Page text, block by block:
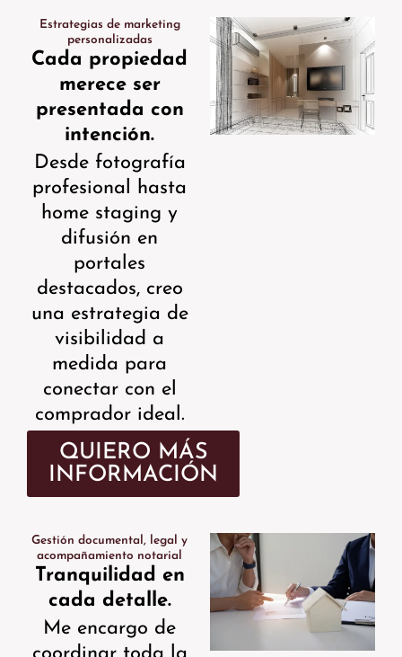
Estrategias de marketing
personalizadas
Cada propiedad
merece ser
presentada con
intención.
Desde fotografía
profesional hasta
home staging y
difusión en
portales
destacados, creo
una estrategia de
visibilidad a
medida para
conectar con el
comprador ideal.
QUIERO MÁS
INFORMACIÓN
Gestión documental, legal y
acompañamiento notarial
Tranquilidad en
cada detalle.
Me encargo de